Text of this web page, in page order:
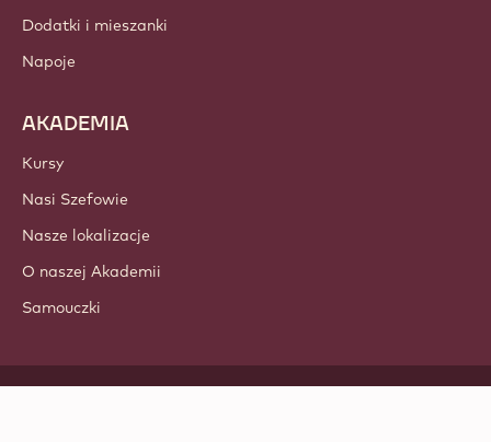
Dodatki i mieszanki
Napoje
AKADEMIA
Kursy
Nasi Szefowie
Nasze lokalizacje
O naszej Akademii
Samouczki